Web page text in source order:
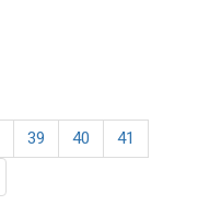
39 40
41